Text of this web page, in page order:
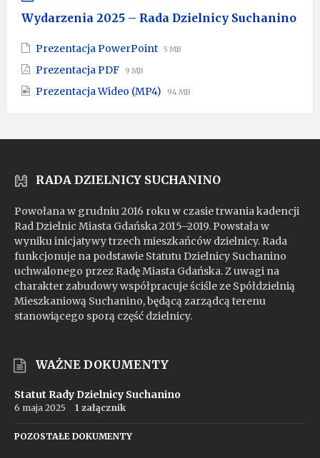
Wydarzenia 2025 – Rada Dzielnicy Suchanino
Prezentacja PowerPoint File
File
5 MB
Prezentacja PDF File
pdf
File
9 MB
Prezentacja Wideo (MP4) File
mp4
File
94 MB
RADA DZIELNICY SUCHANINO
Powołana w grudniu 2016 roku w czasie trwania kadencji
Rad Dzielnic Miasta Gdańska 2015–2019. Powstała w
wyniku inicjatywy trzech mieszkańców dzielnicy. Rada
funkcjonuje na podstawie Statutu Dzielnicy Suchanino
uchwalonego przez Radę Miasta Gdańska. Z uwagi na
charakter zabudowy współpracuje ściśle ze Spółdzielnią
Mieszkaniową Suchanino, będącą zarządcą terenu
stanowiącego sporą część dzielnicy.
WAŻNE DOKUMENTY
Statut Rady Dzielnicy Suchanino
6 maja 2025 1 załącznik
POZOSTAŁE DOKUMENTY